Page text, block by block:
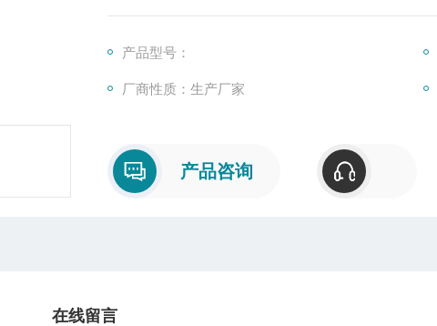
产品型号：
厂商性质：生产厂家
产品咨询
在线留言